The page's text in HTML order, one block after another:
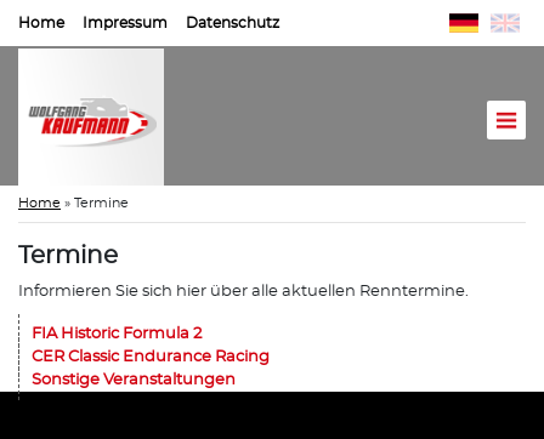
Home Impressum Datenschutz
Home » Termine
Termine
Informieren Sie sich hier über alle aktuellen Renntermine.
FIA Historic Formula 2
CER Classic Endurance Racing
Sonstige Veranstaltungen